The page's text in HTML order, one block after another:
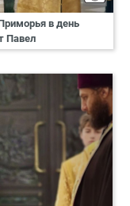
в день
Павел